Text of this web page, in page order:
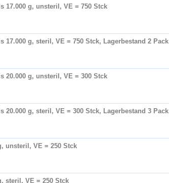
17.000 g, unsteril, VE = 750 Stck
g, steril, VE = 750 Stck, Lagerbestand 2 Pack
20.000 g, unsteril, VE = 300 Stck
g, steril, VE = 300 Stck, Lagerbestand 3 Pack
unsteril, VE = 250 Stck
steril, VE = 250 Stck